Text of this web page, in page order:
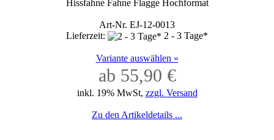
Hissfahne Fahne Flagge Hochformat
Art-Nr. EJ-12-0013
Lieferzeit:
2 - 3 Tage*
Variante auswählen »
ab 55,90 €
inkl. 19% MwSt, zzgl. Versand
Zu den Artikeldetails ...